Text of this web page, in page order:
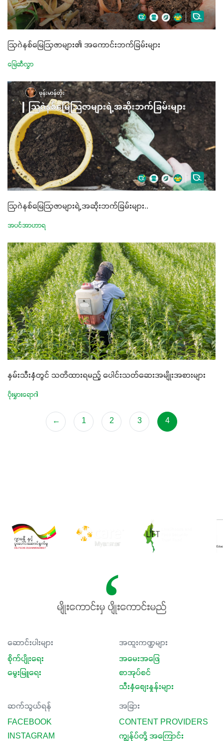
ဩဂဲနစ်မြေဩဇာများ၏ အကောင်းဘက်ခြမ်းများ
မြေဆီလွှာ
ဩဂဲနစ်မြေဩဇာများရဲ့ အဆိုးဘက်ခြမ်းများ..
အပင်အာဟာရ
နှမ်းသီးနှံတွင် သတိထားရမည့် ပေါင်းသတ်ဆေးအမျိုးအစားများ
ပိုးမွှားရောဂါ
← 1 2 3 4
မျိုးကောင်းမှ ပျိုးကောင်းမည်
ဆောင်းပါးများ
စိုက်ပျိုးရေး
မွေးမြူရေး
အထူးကဏ္ဍများ
အမေးအဖြေ
စာအုပ်စင်
သီးနှံစျေးနှုန်းများ
ဆက်သွယ်ရန်
FACEBOOK
INSTAGRAM
အခြား
CONTENT PROVIDERS
ကျွန်ုပ်တို့ အကြောင်း